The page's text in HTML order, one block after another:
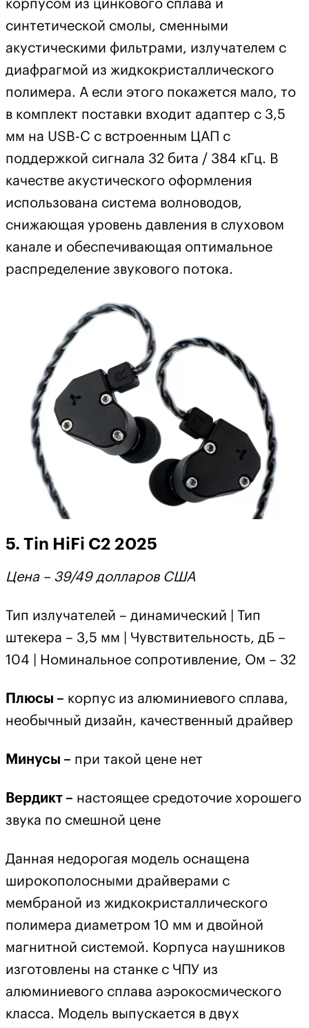
корпусом из цинкового сплава и
синтетической смолы, сменными
акустическими фильтрами, излучателем с
диафрагмой из жидкокристаллического
полимера. А если этого покажется мало, то
в комплект поставки входит адаптер с 3,5
мм на USB-C с встроенным ЦАП с
поддержкой сигнала 32 бита / 384 кГц. В
качестве акустического оформления
использована система волноводов,
снижающая уровень давления в слуховом
канале и обеспечивающая оптимальное
распределение звукового потока.
5. Tin HiFi C2 2025
Цена – 39/49 долларов США
Тип излучателей – динамический | Тип
штекера – 3,5 мм | Чувствительность, дБ –
104 | Номинальное сопротивление, Ом – 32
Плюсы – корпус из алюминиевого сплава,
необычный дизайн, качественный драйвер
Минусы – при такой цене нет
Вердикт – настоящее средоточие хорошего
звука по смешной цене
Данная недорогая модель оснащена
широкополосными драйверами с
мембраной из жидкокристаллического
полимера диаметром 10 мм и двойной
магнитной системой. Корпуса наушников
изготовлены на станке с ЧПУ из
алюминиевого сплава аэрокосмического
класса. Модель выпускается в двух